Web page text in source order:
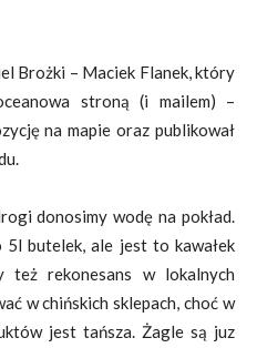
Brożki – Maciek Flanek, który
stroną (i mailem) –
na mapie oraz publikował
donosimy wodę na pokład.
5l butelek, ale jest to kawałek
też rekonesans w lokalnych
w chińskich sklepach, choć w
jest tańsza. Żagle są juz